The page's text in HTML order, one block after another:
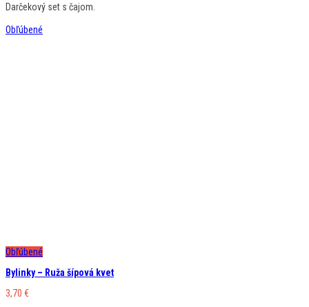
Darčekový set s čajom.
Obľúbené
Obľúbené
Bylinky – Ruža šípová kvet
3,70 €